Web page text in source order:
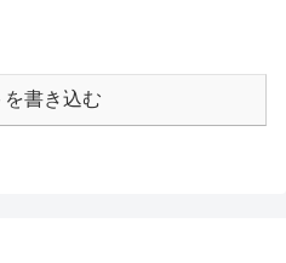
を書き込む